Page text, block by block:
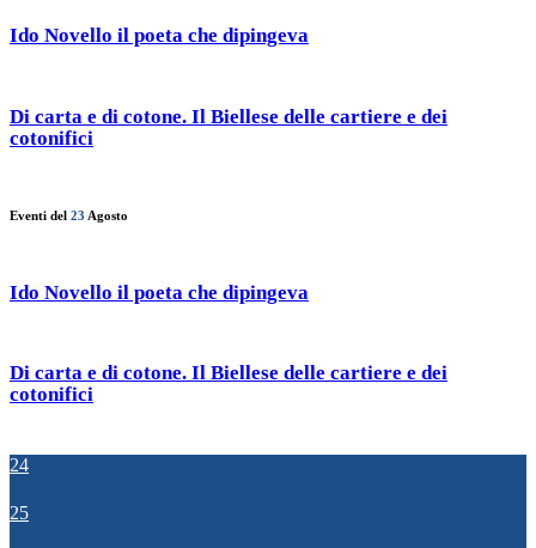
Ido Novello il poeta che dipingeva
Di carta e di cotone. Il Biellese delle cartiere e dei
cotonifici
Eventi del 23 Agosto
Ido Novello il poeta che dipingeva
Di carta e di cotone. Il Biellese delle cartiere e dei
cotonifici
24
25